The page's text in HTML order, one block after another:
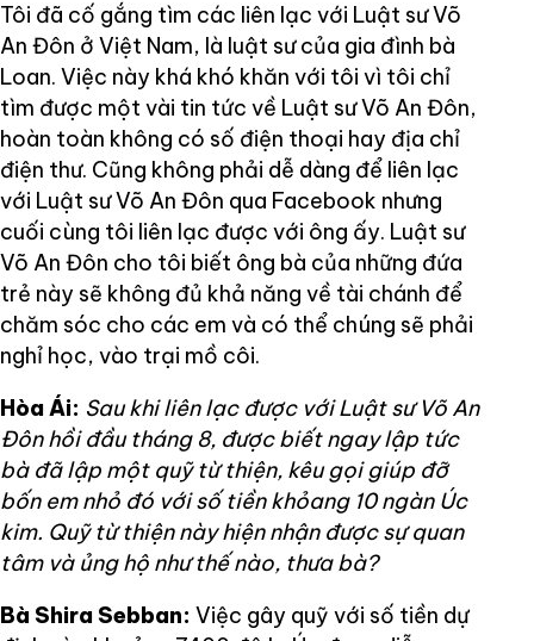
Tôi đã cố gắng tìm các liên lạc với Luật sư Võ
An Đôn ở Việt Nam, là luật sư của gia đình bà
Loan. Việc này khá khó khăn với tôi vì tôi chỉ
tìm được một vài tin tức về Luật sư Võ An Đôn,
hoàn toàn không có số điện thoại hay địa chỉ
điện thư. Cũng không phải dễ dàng để liên lạc
với Luật sư Võ An Đôn qua Facebook nhưng
cuối cùng tôi liên lạc được với ông ấy. Luật sư
Võ An Đôn cho tôi biết ông bà của những đứa
trẻ này sẽ không đủ khả năng về tài chánh để
chăm sóc cho các em và có thể chúng sẽ phải
nghỉ học, vào trại mồ côi.
Hòa Ái: Sau khi liên lạc được với Luật sư Võ An
Đôn hồi đầu tháng 8, được biết ngay lập tức
bà đã lập một quỹ từ thiện, kêu gọi giúp đỡ
bốn em nhỏ đó với số tiền khỏang 10 ngàn Úc
kim. Quỹ từ thiện này hiện nhận được sự quan
tâm và ủng hộ như thế nào, thưa bà?
Bà Shira Sebban: Việc gây quỹ với số tiền dự